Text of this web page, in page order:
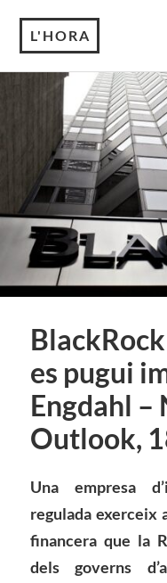
L'HORA
es pugui
Engdahl –
Outlook,
Una empresa
regulada exerceix
financera que la
dels governs